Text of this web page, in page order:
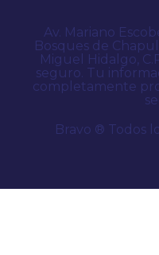
Av. Mariano
Bosques de
Miguel Hidalgo,
seguro. Tu
completamente
Bravo ® Todos